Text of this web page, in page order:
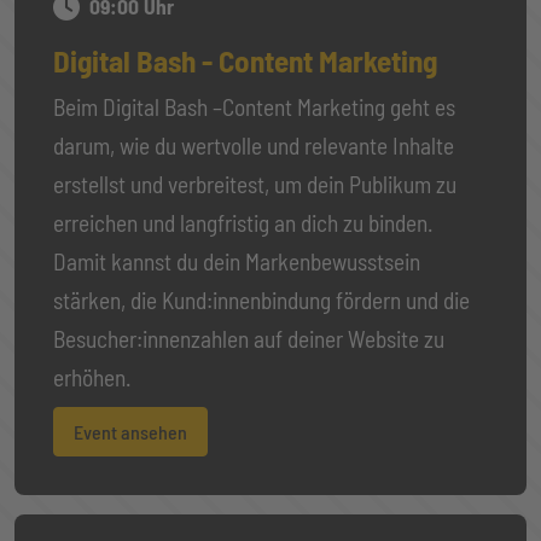
09:00 Uhr
Digital Bash - Content Marketing
Beim Digital Bash –Content Marketing geht es
darum, wie du wertvolle und relevante Inhalte
erstellst und verbreitest, um dein Publikum zu
erreichen und langfristig an dich zu binden.
Damit kannst du dein Markenbewusstsein
stärken, die Kund:innenbindung fördern und die
Besucher:innenzahlen auf deiner Website zu
erhöhen.
Event ansehen